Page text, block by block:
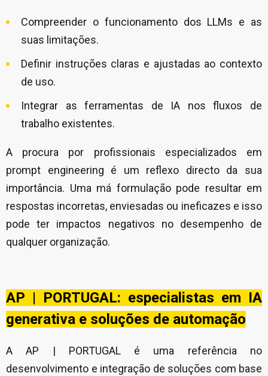
Compreender o funcionamento dos LLMs e as
suas limitações.
Definir instruções claras e ajustadas ao contexto
de uso.
Integrar as ferramentas de IA nos fluxos de
trabalho existentes.
A procura por profissionais especializados em
prompt engineering é um reflexo directo da sua
importância. Uma má formulação pode resultar em
respostas incorretas, enviesadas ou ineficazes e isso
pode ter impactos negativos no desempenho de
qualquer organização.
AP | PORTUGAL: especialistas em IA
generativa e soluções de automação
A AP | PORTUGAL é uma referência no
desenvolvimento e integração de soluções com base